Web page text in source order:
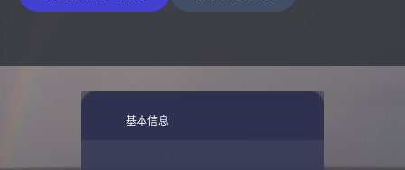
基本信息